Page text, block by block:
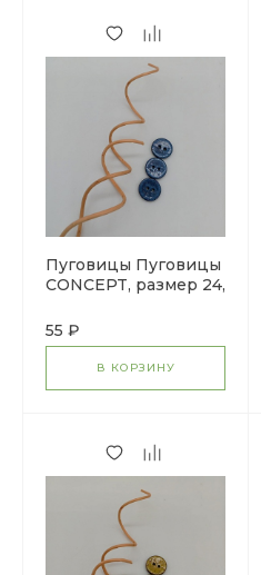
Пуговицы Пуговицы
CONCEPT, размер 24,
синий
55 ₽
В КОРЗИНУ